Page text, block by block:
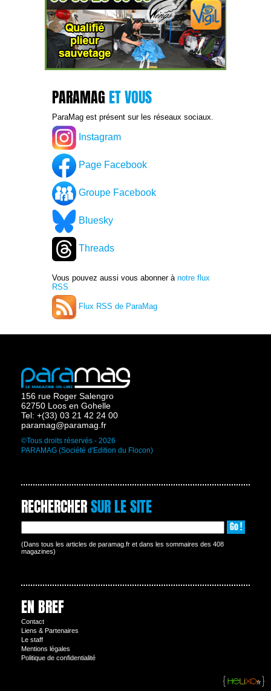
PARAMAG ET VOUS
ParaMag est présent sur les réseaux sociaux.
Instagram
Page Facebook
Groupe Facebook
Bluesky
Threads
Vous pouvez aussi vous abonner à notre flux
RSS
Flux RSS de ParaMag
156 rue Roger Salengro
62750 Loos en Gohelle
Tel: +(33) 03 21 42 24 00
paramag@paramag.fr
©Tous droits réservés - 2026
PARAMAG (Société d'Edition du Flocon)
RECHERCHERSUR LE SITE
Go !
(Dans tous les articles de paramag.fr et dans les sommaires des 408
magazines)
EN BREF
Contact
Liens & Partenaires
Le staff
Mentions légales
Politique de confidentialité